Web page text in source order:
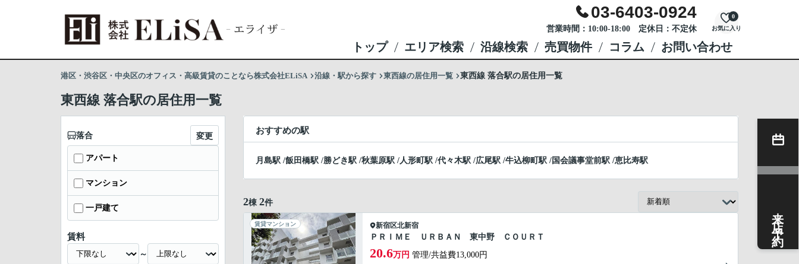
03-6403-0924
営業時間：10:00-18:00 定休日：不定休 お気に入り
0
トップ エリア検索 沿線検索 売買物件 コラム お問い合わせ
港区・渋谷区・中央区のオフィス・高級賃貸のことなら株式会社ELiSA 沿線・駅から探す 東西線の居住用一覧 東西線 落合駅の居住用一覧
東西線 落合駅の居住用一覧
おすすめの駅
月島駅 /飯田橋駅 /勝どき駅 /秋葉原駅 /人形町駅 /代々木駅 /広尾駅 /牛込柳町駅 /国会議事堂前駅 /恵比寿駅
2棟 2件
賃貸マンション 新宿区北新宿
ＰＲＩＭＥ ＵＲＢＡＮ 東中野 ＣＯＵＲＴ
20.6万円 管理/共益費13,000円
落合 変更
アパート
マンション
一戸建て
賃料
～
来店予約